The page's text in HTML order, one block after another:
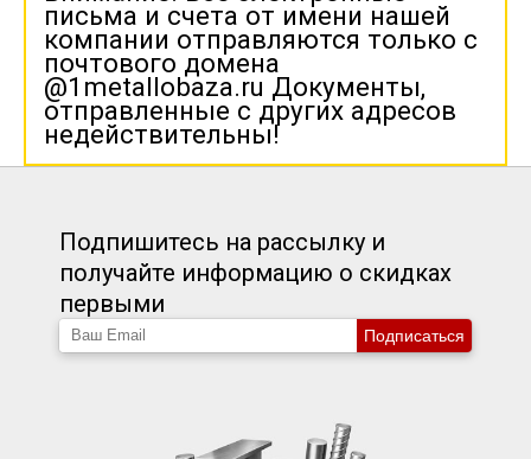
письма и счета от имени нашей
компании отправляются только с
почтового домена
@1metallobaza.ru Документы,
отправленные с других адресов
недействительны!
Подпишитесь на рассылку и
получайте информацию о скидках
первыми
Подписаться